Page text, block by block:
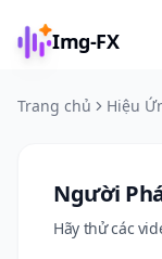
Img-FX
Trang chủ Hiệu
Người
Hãy thử các